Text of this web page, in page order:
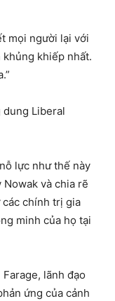
mọi người lại với
khủng khiếp nhất.
dung Liberal
lực như thế này
và chia rẽ
chính trị gia
minh của họ tại
lãnh đạo
ứng của cảnh